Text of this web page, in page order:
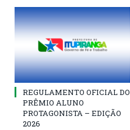
REGULAMENTO OFICIAL DO
PRÊMIO ALUNO
PROTAGONISTA – EDIÇÃO
2026